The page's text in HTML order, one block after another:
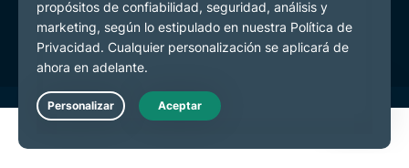
Preferencias de cookies